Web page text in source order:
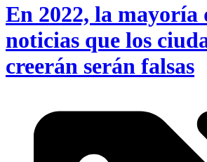
En 2022, la mayoría
noticias que los
creerán serán falsas